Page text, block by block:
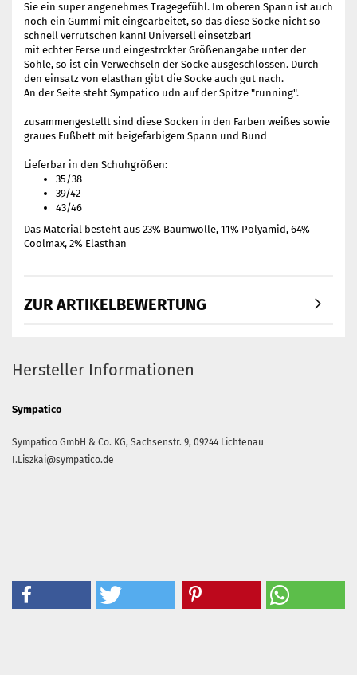
Sie ein super angenehmes Tragegefühl. Im oberen Spann ist auch
noch ein Gummi mit eingearbeitet, so das diese Socke nicht so
schnell verrutschen kann! Universell einsetzbar!
mit echter Ferse und eingestrckter Größenangabe unter der
Sohle, so ist ein Verwechseln der Socke ausgeschlossen. Durch
den einsatz von elasthan gibt die Socke auch gut nach.
An der Seite steht Sympatico udn auf der Spitze "running".
zusammengestellt sind diese Socken in den Farben weißes sowie
graues Fußbett mit beigefarbigem Spann und Bund
Lieferbar in den Schuhgrößen:
35/38
39/42
43/46
Das Material besteht aus 23% Baumwolle, 11% Polyamid, 64%
Coolmax, 2% Elasthan
ZUR ARTIKELBEWERTUNG
Hersteller Informationen
Sympatico
Sympatico GmbH & Co. KG, Sachsenstr. 9, 09244 Lichtenau
I.Liszkai@sympatico.de